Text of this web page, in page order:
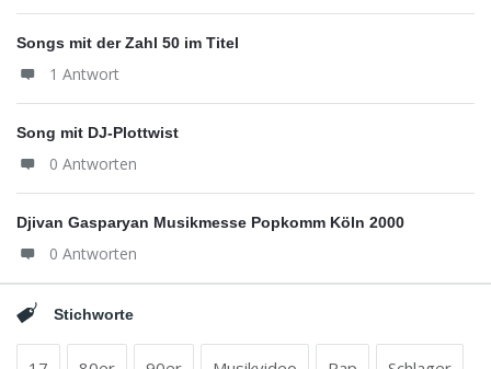
Songs mit der Zahl 50 im Titel
1 Antwort
Song mit DJ-Plottwist
0 Antworten
Djivan Gasparyan Musikmesse Popkomm Köln 2000
0 Antworten
Stichworte